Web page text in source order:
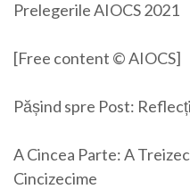
Prelegerile AIOCS 2021
[Free content © AIOCS]
Pășind spre Post:
A Cincea Parte: A
Cincizecime